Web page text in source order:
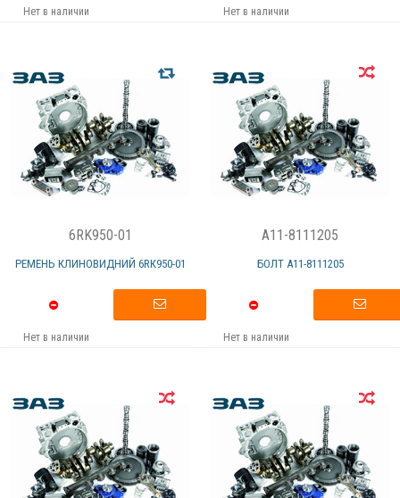
Нет в наличии Нет в наличии
6RK950-01
РЕМЕНЬ КЛИНОВИДНИЙ 6RК950-01
Нет в наличии
A11-8111205
БОЛТ А11-8111205
Нет в наличии